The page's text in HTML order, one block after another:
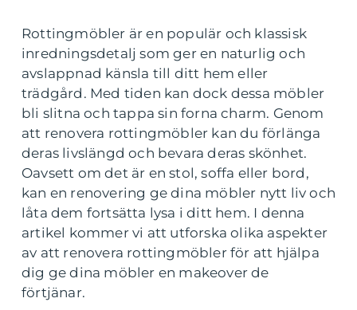
Rottingmöbler är en populär och klassisk
inredningsdetalj som ger en naturlig och
avslappnad känsla till ditt hem eller
trädgård. Med tiden kan dock dessa möbler
bli slitna och tappa sin forna charm. Genom
att renovera rottingmöbler kan du förlänga
deras livslängd och bevara deras skönhet.
Oavsett om det är en stol, soffa eller bord,
kan en renovering ge dina möbler nytt liv och
låta dem fortsätta lysa i ditt hem. I denna
artikel kommer vi att utforska olika aspekter
av att renovera rottingmöbler för att hjälpa
dig ge dina möbler en makeover de
förtjänar.